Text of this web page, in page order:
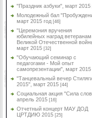
"Праздник азбуки", март 2015
Молодежный бал
март 2015 год [46]
"Церемония вручения
юбилейных наград ветеранам
Великой Отечественной
март 2015 [32]
"Обучающий семинар с
педагогами - Мой опыт
самопрезентации", март 2015
"Танцевальный вечер
2015", март 2015 [44]
Социальная акция "Сила
апрель 2015 [16]
Отчетный концерт МАУ ДОД
ЦРТДИЮ 2015 [25]